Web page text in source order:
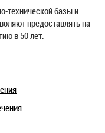
технической базы и
предоставлять на
в 50 лет.